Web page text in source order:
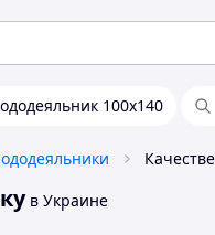
100х140
в Украине